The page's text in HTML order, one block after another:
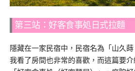
第三站：好客食事処日式拉麵
隱藏在一家民宿中，民宿名為「山久蒔
我看了房間也非常的喜歡，而這篇要